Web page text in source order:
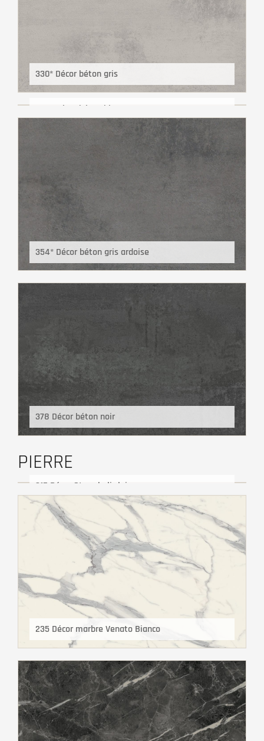
330* Décor béton gris
353* Décor béton blanc
354* Décor béton gris ardoise
378 Décor béton noir
PIERRE
215 Décor Stromboli clair
235 Décor marbre Venato Bianco